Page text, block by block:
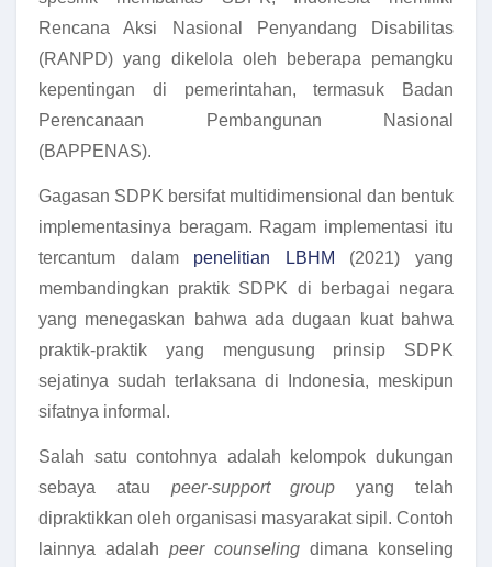
Rencana Aksi Nasional Penyandang Disabilitas
(RANPD) yang dikelola oleh beberapa pemangku
kepentingan di pemerintahan, termasuk Badan
Perencanaan Pembangunan Nasional
(BAPPENAS).
Gagasan SDPK bersifat multidimensional dan bentuk
implementasinya beragam. Ragam implementasi itu
tercantum dalam penelitian LBHM
(2021) yang
membandingkan praktik SDPK di berbagai negara
yang menegaskan bahwa ada dugaan kuat bahwa
praktik-praktik yang mengusung prinsip SDPK
sejatinya sudah terlaksana di Indonesia, meskipun
sifatnya informal.
Salah satu contohnya adalah kelompok dukungan
sebaya atau peer-support group yang telah
dipraktikkan oleh organisasi masyarakat sipil. Contoh
lainnya adalah peer counseling dimana konseling